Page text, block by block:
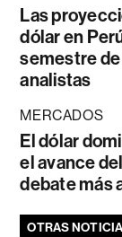
Las
dólar en
semestre
analistas
MERCADOS
El dólar
el avance
debate más
OTRAS